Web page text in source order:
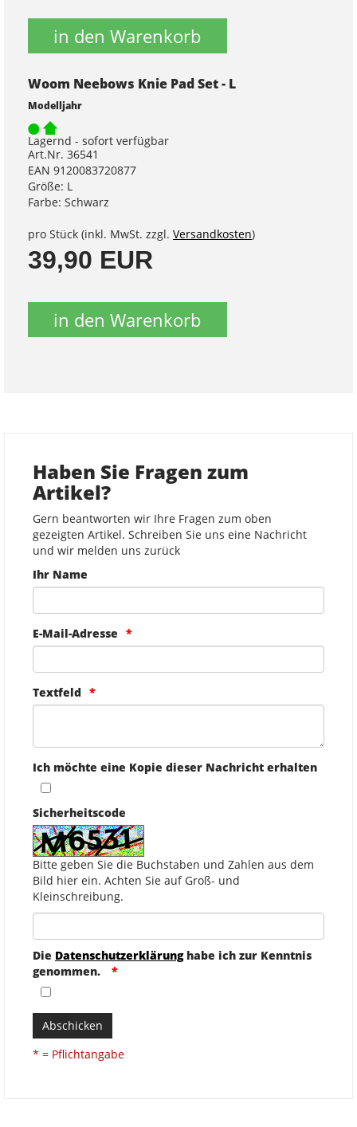
in den Warenkorb
Woom Neebows Knie Pad Set - L
Modelljahr
Lagernd - sofort verfügbar
Art.Nr. 36541
EAN 9120083720877
Größe: L
Farbe: Schwarz
pro Stück (inkl. MwSt. zzgl. Versandkosten)
39,90 EUR
in den Warenkorb
Haben Sie Fragen zum
Artikel?
Gern beantworten wir Ihre Fragen zum oben
gezeigten Artikel. Schreiben Sie uns eine Nachricht
und wir melden uns zurück
Ihr Name
E-Mail-Adresse
Textfeld
Ich möchte eine Kopie dieser Nachricht erhalten
Sicherheitscode
Bitte geben Sie die Buchstaben und Zahlen aus dem
Bild hier ein. Achten Sie auf Groß- und
Kleinschreibung.
Die Datenschutzerklärunghabe ich zur Kenntnis
genommen.
Abschicken
* = Pflichtangabe